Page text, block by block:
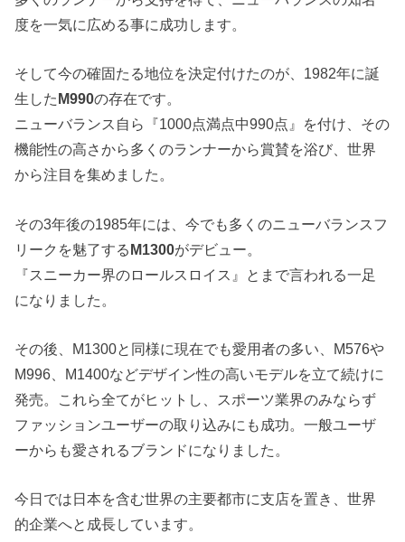
度を一気に広める事に成功します。
そして今の確固たる地位を決定付けたのが、1982年に誕
生したM990の存在です。
ニューバランス自ら『1000点満点中990点』を付け、その
機能性の高さから多くのランナーから賞賛を浴び、世界
から注目を集めました。
その3年後の1985年には、今でも多くのニューバランスフ
リークを魅了するM1300がデビュー。
『スニーカー界のロールスロイス』とまで言われる一足
になりました。
その後、M1300と同様に現在でも愛用者の多い、M576や
M996、M1400などデザイン性の高いモデルを立て続けに
発売。これら全てがヒットし、スポーツ業界のみならず
ファッションユーザーの取り込みにも成功。一般ユーザ
ーからも愛されるブランドになりました。
今日では日本を含む世界の主要都市に支店を置き、世界
的企業へと成長しています。